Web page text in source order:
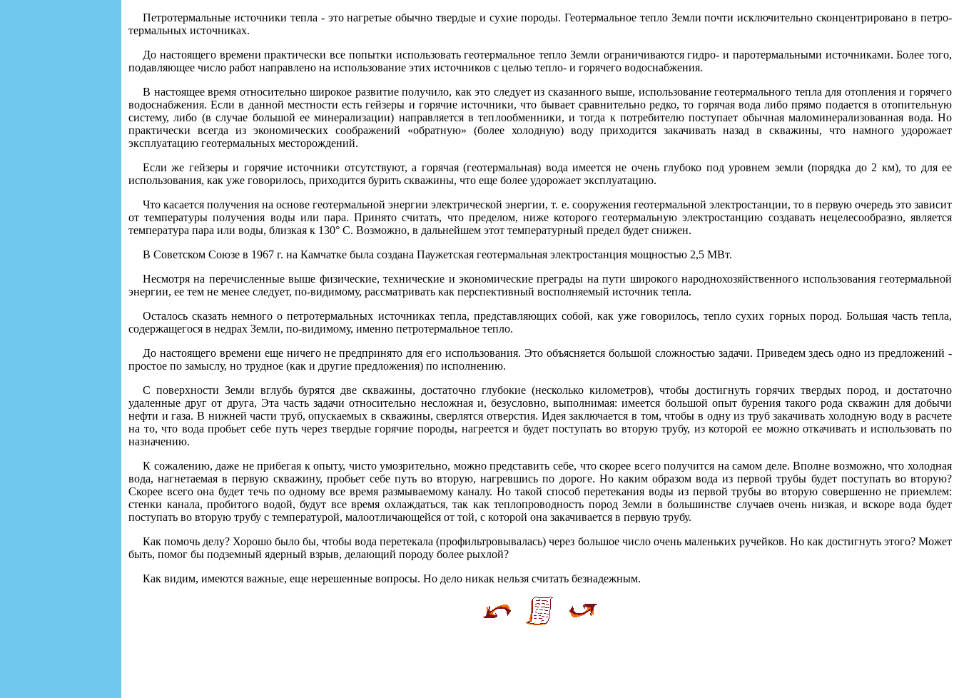
Петротермальные источники тепла - это нагретые обычно твердые и сухие породы. Геотермальное тепло Земли почти исключительно сконцентрировано в петро-
термальных источниках.
До настоящего времени практически все попытки использовать геотермальное тепло Земли ограничиваются гидро- и паротермальными источниками. Более того,
подавляющее число работ направлено на использование этих источников с целью тепло- и горячего водоснабжения.
В настоящее время относительно широкое развитие получило, как это следует из сказанного выше, использование геотермального тепла для отопления и горячего
водоснабжения. Если в данной местности есть гейзеры и горячие источники, что бывает сравнительно редко, то горячая вода либо прямо подается в отопительную
систему, либо (в случае большой ее минерализации) направляется в теплообменники, и тогда к потребителю поступает обычная маломинерализованная вода. Но
практически всегда из экономических соображений «обратную» (более холодную) воду приходится закачивать назад в скважины, что намного удорожает
эксплуатацию геотермальных месторождений.
Если же гейзеры и горячие источники отсутствуют, а горячая (геотермальная) вода имеется не очень глубоко под уровнем земли (порядка до 2 км), то для ее
использования, как уже говорилось, приходится бурить скважины, что еще более удорожает эксплуатацию.
Что касается получения на основе геотермальной энергии электрической энергии, т. е. сооружения геотермальной электростанции, то в первую очередь это зависит
от температуры получения воды или пара. Принято считать, что пределом, ниже которого геотермальную электростанцию создавать нецелесообразно, является
температура пара или воды, близкая к 130° С. Возможно, в дальнейшем этот температурный предел будет снижен.
В Советском Союзе в 1967 г. на Камчатке была создана Паужетская геотермальная электростанция мощностью 2,5 МВт.
Несмотря на перечисленные выше физические, технические и экономические преграды на пути широкого народнохозяйственного использования геотермальной
энергии, ее тем не менее следует, по-видимому, рассматривать как перспективный восполняемый источник тепла.
Осталось сказать немного о петротермальных источниках тепла, представляющих собой, как уже говорилось, тепло сухих горных пород. Большая часть тепла,
содержащегося в недрах Земли, по-видимому, именно петротермальное тепло.
До настоящего времени еще ничего не предпринято для его использования. Это объясняется большой сложностью задачи. Приведем здесь одно из предложений -
простое по замыслу, но трудное (как и другие предложения) по исполнению.
С поверхности Земли вглубь бурятся две скважины, достаточно глубокие (несколько километров), чтобы достигнуть горячих твердых пород, и достаточно
удаленные друг от друга, Эта часть задачи относительно несложная и, безусловно, выполнимая: имеется большой опыт бурения такого рода скважин для добычи
нефти и газа. В нижней части труб, опускаемых в скважины, сверлятся отверстия. Идея заключается в том, чтобы в одну из труб закачивать холодную воду в расчете
на то, что вода пробьет себе путь через твердые горячие породы, нагреется и будет поступать во вторую трубу, из которой ее можно откачивать и использовать по
назначению.
К сожалению, даже не прибегая к опыту, чисто умозрительно, можно представить себе, что скорее всего получится на самом деле. Вполне возможно, что холодная
вода, нагнетаемая в первую скважину, пробьет себе путь во вторую, нагревшись по дороге. Но каким образом вода из первой трубы будет поступать во вторую?
Скорее всего она будет течь по одному все время размываемому каналу. Но такой способ перетекания воды из первой трубы во вторую совершенно не приемлем:
стенки канала, пробитого водой, будут все время охлаждаться, так как теплопроводность пород Земли в большинстве случаев очень низкая, и вскоре вода будет
поступать во вторую трубу с температурой, малоотличающейся от той, с которой она закачивается в первую трубу.
Как помочь делу? Хорошо было бы, чтобы вода перетекала (профильтровывалась) через большое число очень маленьких ручейков. Но как достигнуть этого? Может
быть, помог бы подземный ядерный взрыв, делающий породу более рыхлой?
Как видим, имеются важные, еще нерешенные вопросы. Но дело никак нельзя считать безнадежным.